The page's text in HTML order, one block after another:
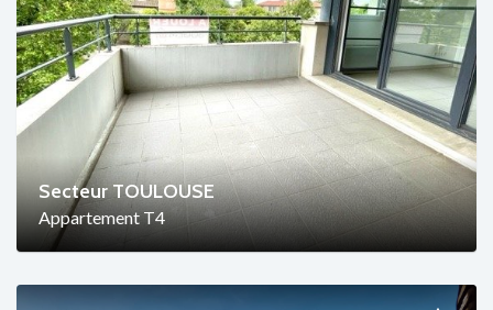
Secteur TOULOUSE
Appartement T4